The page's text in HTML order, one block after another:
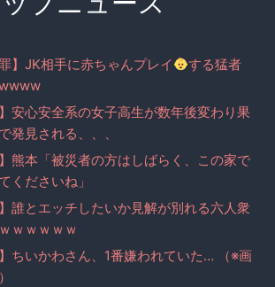
罪】JK相手に赤ちゃんプレイ
する猛者
】安心安全系の女子高生が数年後変わり果
発見される、、、
】熊本「被災者の方はしばらく、この家で
くださいね」
】誰とエッチしたいか見解が別れる六人衆
ｗｗｗｗｗ
】ちいかわさん、1番嫌われていた… （※画